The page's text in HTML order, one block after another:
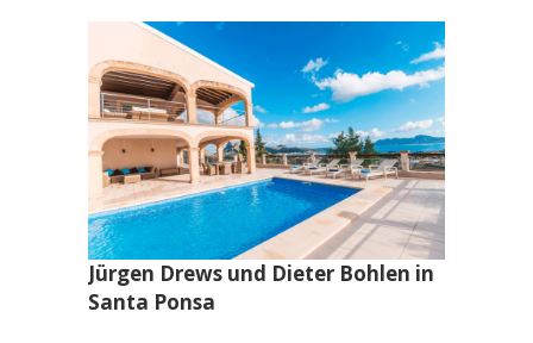
Jürgen Drews und Dieter Bohlen in
Santa Ponsa